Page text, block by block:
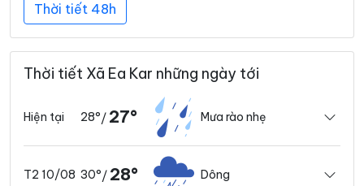
Thời tiết 48h
Thời tiết Xã Ea Kar những ngày tới
Hiện tại 28°/ 27° Mưa rào nhẹ
T2 10/08 30°/ 28° Dông